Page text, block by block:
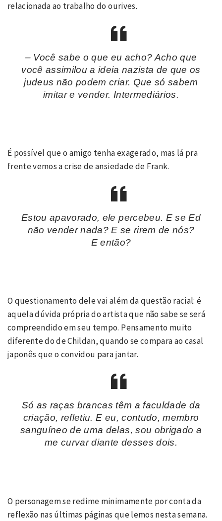
relacionada ao trabalho do ourives.
– Você sabe o que eu acho? Acho que
você assimilou a ideia nazista de que os
judeus não podem criar. Que só sabem
imitar e vender. Intermediários.
É possível que o amigo tenha exagerado, mas lá pra
frente vemos a crise de ansiedade de Frank.
Estou apavorado, ele percebeu. E se Ed
não vender nada? E se rirem de nós?
E então?
O questionamento dele vai além da questão racial: é
aquela dúvida própria do artista que não sabe se será
compreendido em seu tempo. Pensamento muito
diferente do de Childan, quando se compara ao casal
japonês que o convidou para jantar.
Só as raças brancas têm a faculdade da
criação, refletiu. E eu, contudo, membro
sanguíneo de uma delas, sou obrigado a
me curvar diante desses dois.
O personagem se redime minimamente por conta da
reflexão nas últimas páginas que lemos nesta semana.